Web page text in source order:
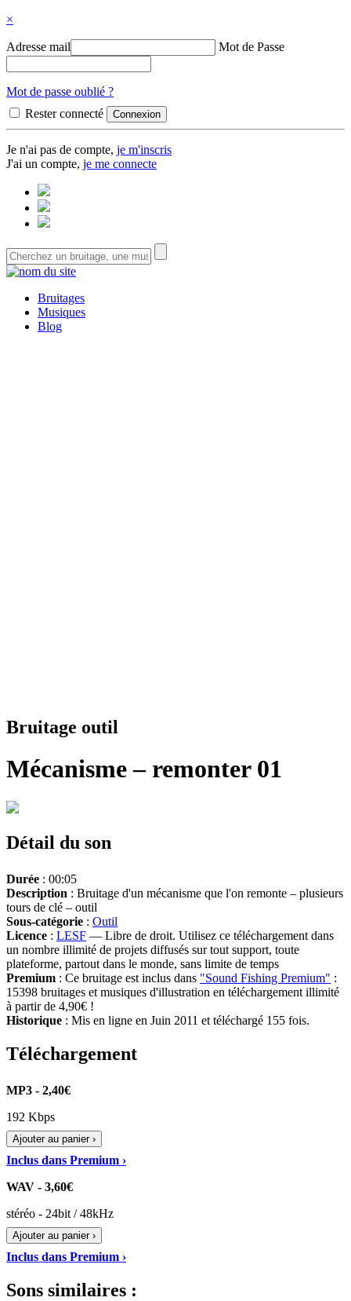
×
Adresse mail Mot de Passe
Mot de passe oublié ?
Rester connecté
Je n'ai pas de compte, je m'inscris
J'ai un compte, je me connecte
Bruitages
Musiques
Blog
Bruitage outil
Mécanisme – remonter 01
Détail du son
Durée : 00:05
Description : Bruitage d'un mécanisme que l'on remonte – plusieurs
tours de clé – outil
Sous-catégorie : Outil
Licence : LESF — Libre de droit. Utilisez ce téléchargement dans
un nombre illimité de projets diffusés sur tout support, toute
plateforme, partout dans le monde, sans limite de temps
Premium : Ce bruitage est inclus dans "Sound Fishing Premium" :
15398 bruitages et musiques d'illustration en téléchargement illimité
à partir de 4,90€ !
Historique : Mis en ligne en Juin 2011 et téléchargé 155 fois.
Téléchargement
MP3 - 2,40€
192 Kbps
Ajouter au panier ›
Inclus dans Premium ›
WAV - 3,60€
stéréo - 24bit / 48kHz
Ajouter au panier ›
Inclus dans Premium ›
Sons similaires :